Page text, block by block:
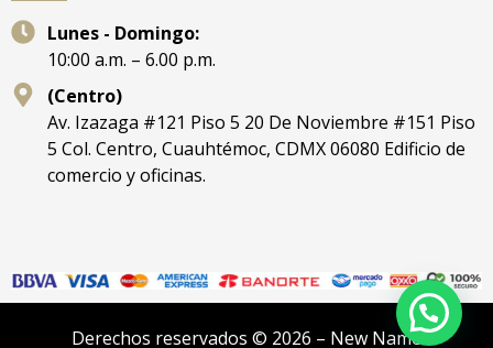
Lunes - Domingo:
10:00 a.m. – 6.00 p.m.
(Centro)
Av. Izazaga #121 Piso 5 20 De Noviembre #151 Piso
5 Col. Centro, Cuauhtémoc, CDMX 06080 Edificio de
comercio y oficinas.
Derechos reservados © 2026 – New Name